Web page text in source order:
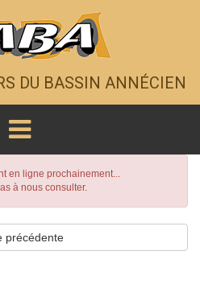
DU BASSIN ANNÉCIEN